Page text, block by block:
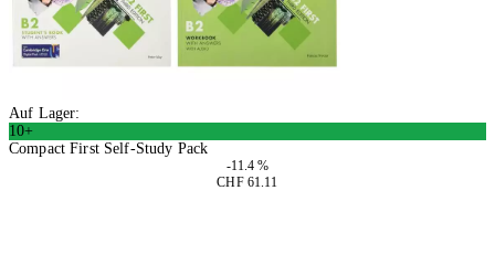
Auf Lager:
10+
Compact First Self-Study Pack
-11.4 %
CHF 61.11